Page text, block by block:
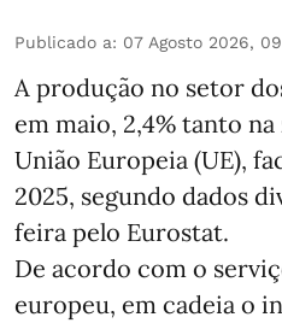
Publicado a: 07 Agosto 2026,
A produção no setor
em maio, 2,4% tanto
União Europeia (UE),
2025, segundo dados
feira pelo Eurostat.
De acordo com o
europeu, em cadeia o